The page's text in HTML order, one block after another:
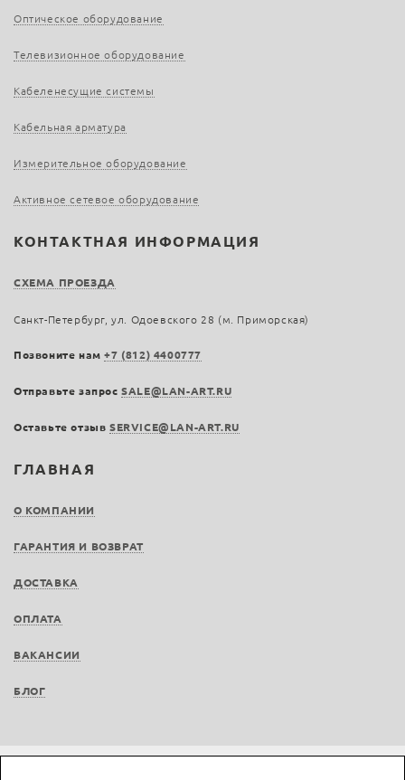
ГЛАВНАЯ
О КОМПАНИИ
ГАРАНТИЯ И ВОЗВРАТ
ДОСТАВКА
ОПЛАТА
ВАКАНСИИ
БЛОГ
Оптическое оборудование
Телевизионное оборудование
Кабеленесущие системы
Кабельная арматура
Измерительное оборудование
Активное сетевое оборудование
КОНТАКТНАЯ ИНФОРМАЦИЯ
СХЕМА ПРОЕЗДА
Санкт-Петербург, ул. Одоевского 28 (м. Приморская)
Позвоните нам+7 (812) 4400777
Отправьте запросSALE@LAN-ART.RU
Оставьте отзыв SERVICE@LAN-ART.RU